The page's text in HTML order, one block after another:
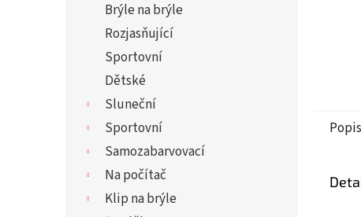
Brýle na brýle
Rozjasňující
Sportovní
Dětské
Sluneční
Sportovní
Samozabarvovací
Na počítač
Klip na brýle
Popis